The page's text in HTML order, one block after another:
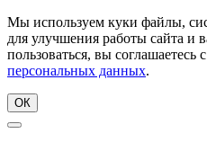
Мы используем куки файлы,
для улучшения работы сайта
пользоваться, вы соглашаетесь с
персональных данных.
ОК